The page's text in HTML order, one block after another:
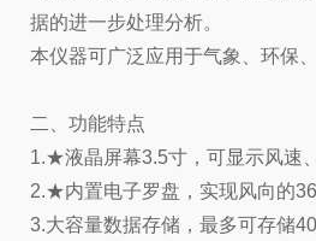
据的进一步处理分析。
本仪器可广泛应用于气象、环保
二、功能特点
1.★液晶屏幕3.5寸，可显示风速
2.★内置电子罗盘，实现风向的
3.大容量数据存储，最多可存储